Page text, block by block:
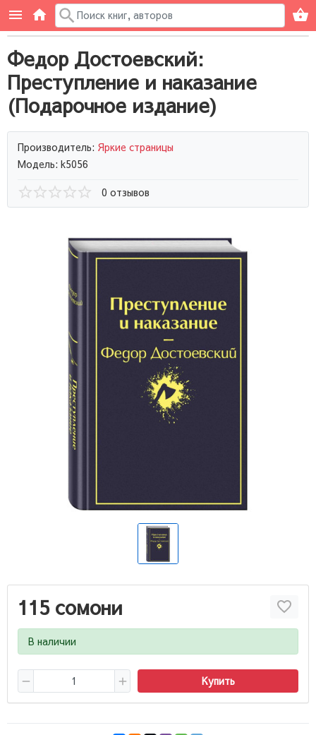
Федор Достоевский:
Преступление и наказание
(Подарочное издание)
Производитель: Яркие страницы
Модель: k5056
0 отзывов
115 сомони
В наличии
Купить